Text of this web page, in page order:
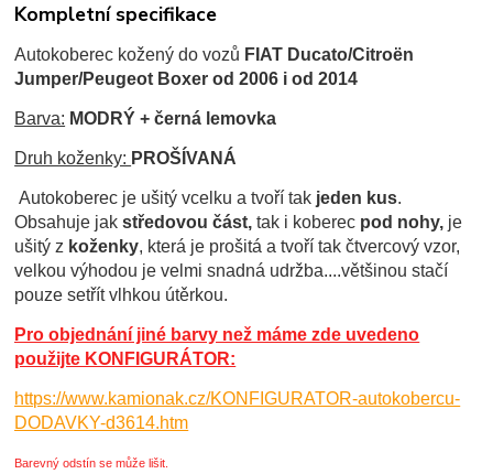
Kompletní specifikace
Autokoberec koženýdo vozů FIAT Ducato/Citroën
Jumper/Peugeot Boxer od 2006 i od 2014
Barva: MODRÝ + černá lemovka
Druh koženky: PROŠÍVANÁ
Autokoberec je ušitý vcelku a tvoří tak jeden kus.
Obsahuje jakstředovou část, tak i koberec pod nohy, je
ušitý z koženky, která je prošitá a tvoří tak čtvercový vzor,
velkou výhodou je velmi snadná udržba....většinou stačí
pouze setřít vlhkou útěrkou.
Pro objednání jiné barvy než máme zde uvedeno
použijte KONFIGURÁTOR:
https://www.kamionak.cz/KONFIGURATOR-autokobercu-
DODAVKY-d3614.htm
Barevný odstín se může lišit.